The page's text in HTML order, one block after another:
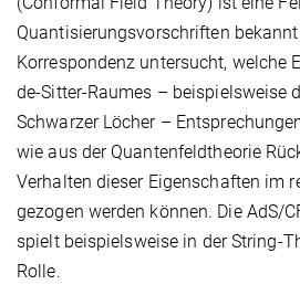
Quantisierungsvorschriften bekannt
Korrespondenz untersucht, welche
de-Sitter-Raumes – beispielsweise
Schwarzer Löcher –
wie aus der Quantenfeldtheorie
Verhalten dieser Eigenschaften im
gezogen werden können. Die AdS/
spielt beispielsweise in der String-
Rolle.